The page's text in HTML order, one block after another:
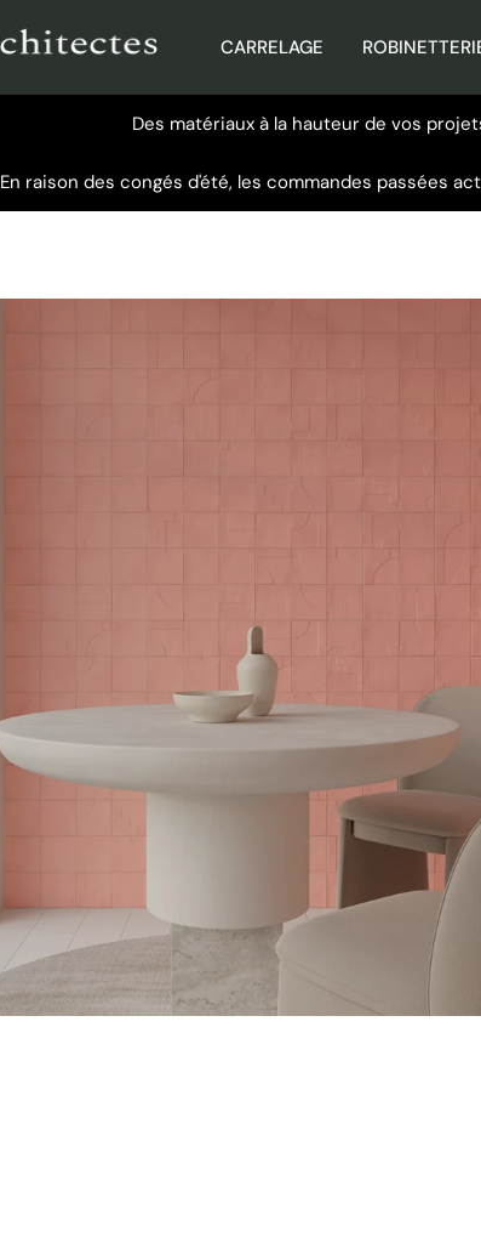
CARRELAGE
Des matériaux à la hauteur de vos
En raison des congés d'été, les commandes passées